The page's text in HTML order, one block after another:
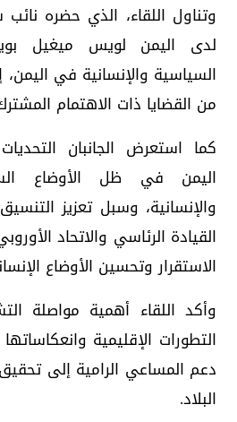
وتناول اللقاء، الذي حضره نائب
لدى اليمن لويس ميغيل
السياسية والإنسانية في
من القضايا ذات الاهتمام
كما استعرض الجانبان
اليمن في ظل الأوضاع
والإنسانية، وسبل تعزيز
القيادة الرئاسي والاتحاد
الاستقرار وتحسين الأوضاع
وأكد اللقاء أهمية مواصلة
التطورات الإقليمية
دعم المساعي الرامية إلى
البلاد.